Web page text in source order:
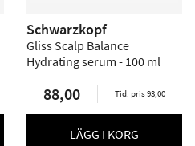
Schwarzkopf
Gliss Scalp Balance
Hydrating serum - 100 ml
88,00 Tid. pris 93,00
LÄGG I KORG